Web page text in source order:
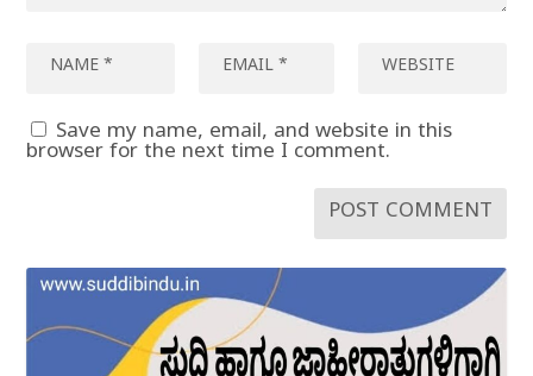
Save my name, email, and website in this
browser for the next time I comment.